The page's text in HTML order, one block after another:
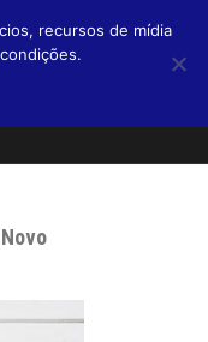
recursos de mídia